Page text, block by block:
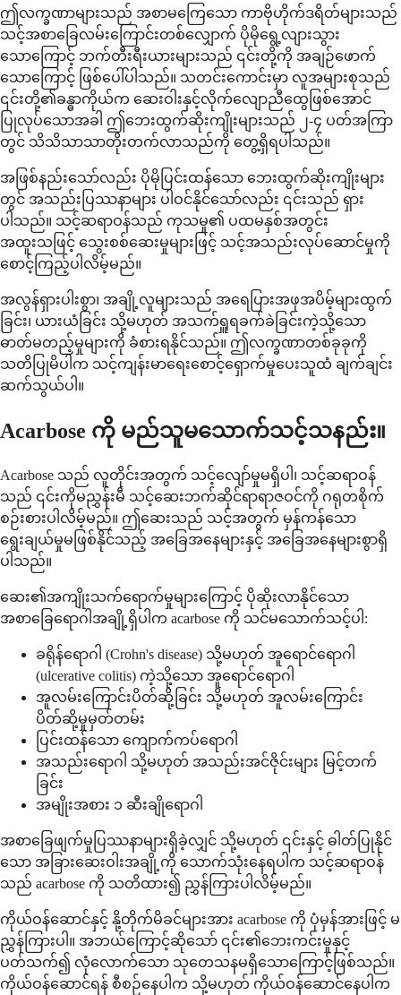
ဤလက္ခဏာများသည် အစာမကြေသော ကာဗိုဟိုက်ဒရိတ်များသည်
သင့်အစာခြေလမ်းကြောင်းတစ်လျှောက် ပိုမိုရွေ့လျားသွား
သောကြောင့် ဘက်တီးရီးယားများသည် ၎င်းတို့ကို အချဉ်ဖောက်
သောကြောင့် ဖြစ်ပေါ်ပါသည်။ သတင်းကောင်းမှာ လူအများစုသည်
၎င်းတို့၏ခန္ဓာကိုယ်က ဆေးဝါးနှင့်လိုက်လျောညီထွေဖြစ်အောင်
ပြုလုပ်သောအခါ ဤဘေးထွက်ဆိုးကျိုးများသည် ၂-၄ ပတ်အကြာ
တွင် သိသိသာသာတိုးတက်လာသည်ကို တွေ့ရှိရပါသည်။
အဖြစ်နည်းသော်လည်း ပိုမိုပြင်းထန်သော ဘေးထွက်ဆိုးကျိုးများ
တွင် အသည်းပြဿနာများ ပါဝင်နိုင်သော်လည်း ၎င်းသည် ရှား
ပါသည်။ သင့်ဆရာဝန်သည် ကုသမှု၏ ပထမနှစ်အတွင်း
အထူးသဖြင့် သွေးစစ်ဆေးမှုများဖြင့် သင့်အသည်းလုပ်ဆောင်မှုကို
စောင့်ကြည့်ပါလိမ့်မည်။
အလွန်ရှားပါးစွာ၊ အချို့လူများသည် အရေပြားအဖုအပိမ့်များထွက်
ခြင်း၊ ယားယံခြင်း သို့မဟုတ် အသက်ရှူရခက်ခဲခြင်းကဲ့သို့သော
ဓာတ်မတည့်မှုများကို ခံစားရနိုင်သည်။ ဤလက္ခဏာတစ်ခုခုကို
သတိပြုမိပါက သင့်ကျန်းမာရေးစောင့်ရှောက်မှုပေးသူထံ ချက်ချင်း
ဆက်သွယ်ပါ။
Acarbose ကို မည်သူမသောက်သင့်သနည်း။
Acarbose သည် လူတိုင်းအတွက် သင့်လျော်မှုမရှိပါ၊ သင့်ဆရာဝန်
သည် ၎င်းကိုမညွှန်းမီ သင့်ဆေးဘက်ဆိုင်ရာရာဇဝင်ကို ဂရုတစိုက်
စဉ်းစားပါလိမ့်မည်။ ဤဆေးသည် သင့်အတွက် မှန်ကန်သော
ရွေးချယ်မှုမဖြစ်နိုင်သည့် အခြေအနေများနှင့် အခြေအနေများစွာရှိ
ပါသည်။
ဆေး၏အကျိုးသက်ရောက်မှုများကြောင့် ပိုဆိုးလာနိုင်သော
အစာခြေရောဂါအချို့ရှိပါက acarbose ကို သင်မသောက်သင့်ပါ:
ခရိုန်ရောဂါ (Crohn's disease) သို့မဟုတ် အူရောင်ရောဂါ
(ulcerative colitis) ကဲ့သို့သော အူရောင်ရောဂါ
အူလမ်းကြောင်းပိတ်ဆို့ခြင်း သို့မဟုတ် အူလမ်းကြောင်း
ပိတ်ဆို့မှုမှတ်တမ်း
ပြင်းထန်သော ကျောက်ကပ်ရောဂါ
အသည်းရောဂါ သို့မဟုတ် အသည်းအင်ဇိုင်းများ မြင့်တက်
ခြင်း
အမျိုးအစား ၁ ဆီးချိုရောဂါ
အစာခြေဖျက်မှုပြဿနာများရှိခဲ့လျှင် သို့မဟုတ် ၎င်းနှင့် ဓါတ်ပြုနိုင်
သော အခြားဆေးဝါးအချို့ကို သောက်သုံးနေရပါက သင့်ဆရာဝန်
သည် acarbose ကို သတိထား၍ ညွှန်ကြားပါလိမ့်မည်။
ကိုယ်ဝန်ဆောင်နှင့် နို့တိုက်မိခင်များအား acarbose ကို ပုံမှန်အားဖြင့် မ
ညွှန်ကြားပါ။ အဘယ်ကြောင့်ဆိုသော် ၎င်း၏ဘေးကင်းမှုနှင့်
ပတ်သက်၍ လုံလောက်သော သုတေသနမရှိသောကြောင့်ဖြစ်သည်။
ကိုယ်ဝန်ဆောင်ရန် စီစဉ်နေပါက သို့မဟုတ် ကိုယ်ဝန်ဆောင်နေပါက